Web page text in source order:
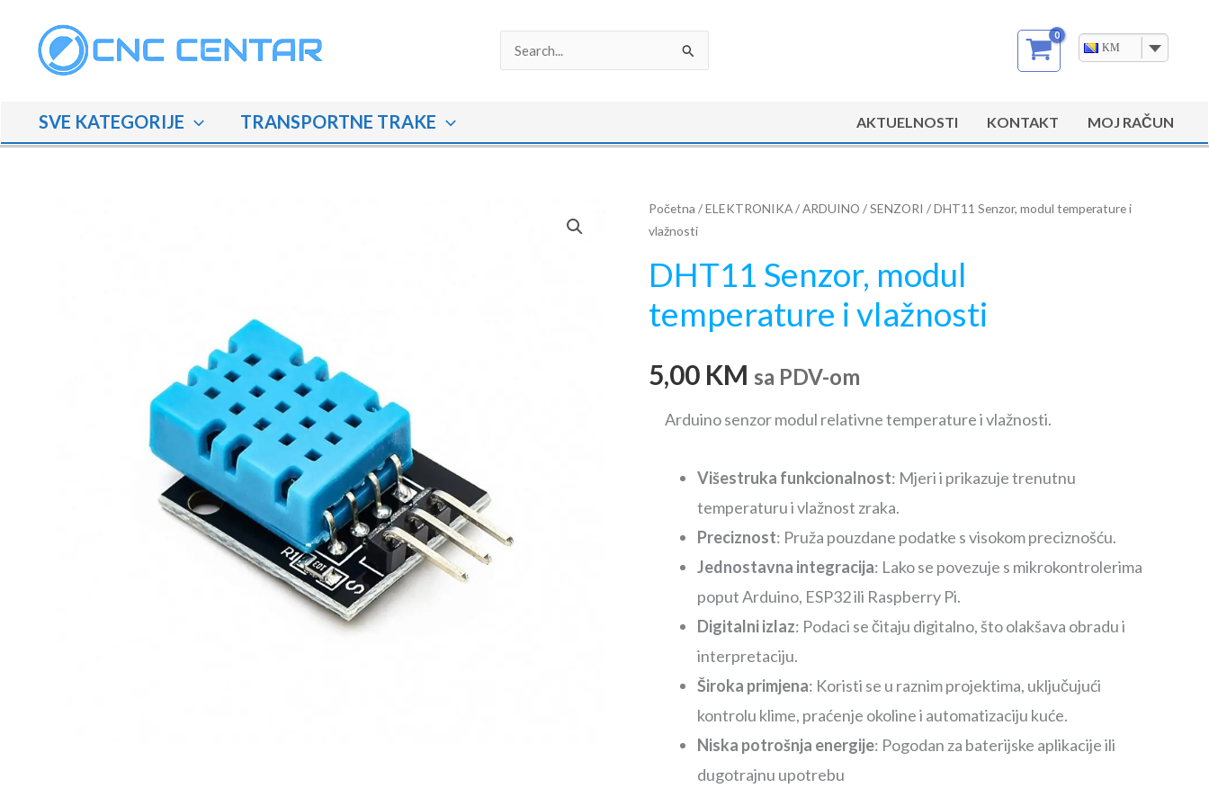
content
Search
KM
SVE KATEGORIJE TRANSPORTNE TRAKE AKTUELNOSTI KONTAKT MOJ RAČUN
Početna /ELEKTRONIKA/ARDUINO /SENZORI / DHT11 Senzor, modul temperature i
vlažnosti
DHT11 Senzor, modul
temperature i vlažnosti
5,00 KM sa PDV-om
Arduino senzor modul relativne temperature i vlažnosti.
Višestruka funkcionalnost: Mjeri i prikazuje trenutnu
temperaturu i vlažnost zraka.
Preciznost: Pruža pouzdane podatke s visokom preciznošću.
Jednostavna integracija: Lako se povezuje s mikrokontrolerima
poput Arduino, ESP32 ili Raspberry Pi.
Digitalni izlaz: Podaci se čitaju digitalno, što olakšava obradu i
interpretaciju.
Široka primjena: Koristi se u raznim projektima, uključujući
kontrolu klime, praćenje okoline i automatizaciju kuće.
Niska potrošnja energije: Pogodan za baterijske aplikacije ili
dugotrajnu upotrebu